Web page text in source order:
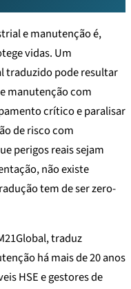
e manutenção é,
vidas. Um
traduzido pode resultar
manutenção com
crítico e paralisar
de risco com
perigos reais sejam
não existe
tem de ser zero-
traduz
há mais de 20 anos
HSE e gestores de